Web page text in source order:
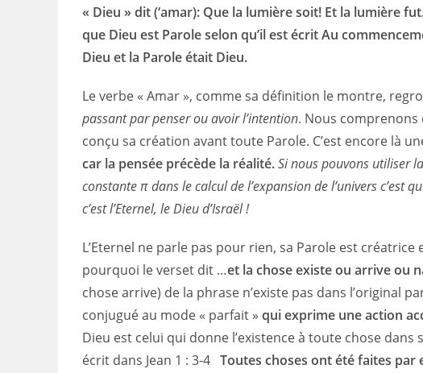
« Dieu » dit (‘amar): Que la lumière soit! Et la lumière
que Dieu est Parole selon qu’il est écrit Au
Dieu et la Parole était Dieu.
Le verbe « Amar », comme sa définition le montre,
passant par penser ou avoir l’intention. Nous comprenons
conçu sa création avant toute Parole. C’est encore là
car la pensée précède la réalité.Si nous pouvons utiliser
constanteπdans le calcul de l’expansion de l’univers c’est
c’est l’Eternel, le Dieu d’Israël !
L’Eternel ne parle pas pour rien, sa Parole est créatrice
pourquoi le verset dit …et la chose existe ou arrive ou
chose arrive) de la phrase n’existe pas dans l’original
conjugué au mode « parfait » qui exprime une action
Dieu est celui qui donne l’existence à toute chose dans
écrit dans Jean 1 : 3-4 Toutes choses ont été faites par